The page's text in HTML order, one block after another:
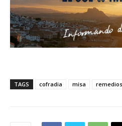
TAGS cofradia misa remedios